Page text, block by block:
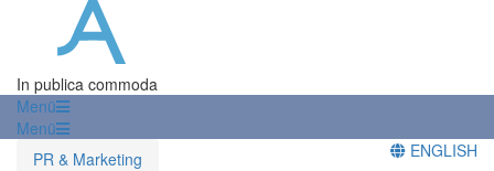
In publica commoda
Menü
Menü
PR & Marketing
ENGLISH